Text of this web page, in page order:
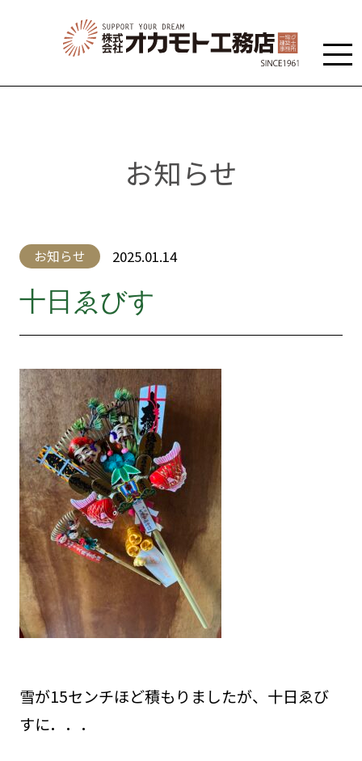
お知らせ
お知らせ 2025.01.14
十日ゑびす
雪が15センチほど積もりましたが、十日ゑび
すに．．．